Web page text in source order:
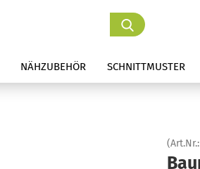
NÄHZUBEHÖR SCHNITTMUSTER
(Art.Nr.: